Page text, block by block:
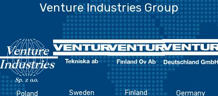
Venture Industries Group
Poland Sweden Finland Germany